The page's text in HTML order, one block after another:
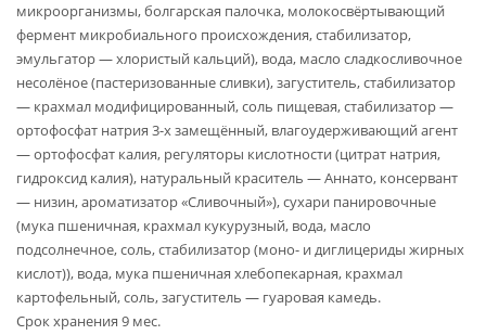
микроорганизмы, болгарская палочка, молокосвёртывающий
фермент микробиального происхождения, стабилизатор,
эмульгатор — хлористый кальций), вода, масло сладкосливочное
несолёное (пастеризованные сливки), загуститель, стабилизатор
— крахмал модифицированный, соль пищевая, стабилизатор —
ортофосфат натрия 3-х замещённый, влагоудерживающий агент
— ортофосфат калия, регуляторы кислотности (цитрат натрия,
гидроксид калия), натуральный краситель — Аннато, консервант
— низин, ароматизатор «Сливочный»), сухари панировочные
(мука пшеничная, крахмал кукурузный, вода, масло
подсолнечное, соль, стабилизатор (моно- и диглицериды жирных
кислот)), вода, мука пшеничная хлебопекарная, крахмал
картофельный, соль, загуститель — гуаровая камедь.
Срок хранения 9 мес.